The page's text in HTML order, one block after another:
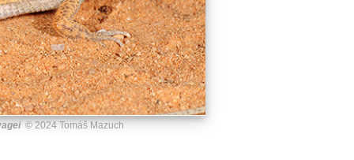
© 2024 Tomáš Mazuch